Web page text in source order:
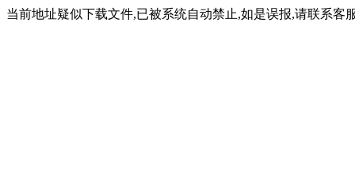
当前地址疑似下载文件,已被系统自动禁止,如是误报,请联系客